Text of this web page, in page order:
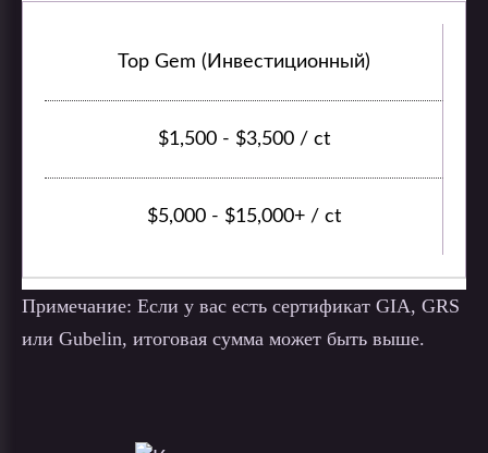
Top Gem (Инвестиционный)
$1,500 - $3,500 / ct
$5,000 - $15,000+ / ct
Примечание: Если у вас есть сертификат GIA, GRS
или Gubelin, итоговая сумма может быть выше.